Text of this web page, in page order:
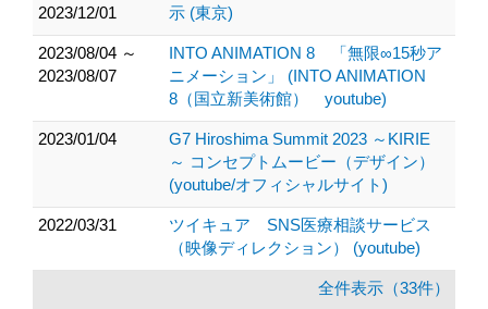
2023/12/01
示 (東京)
2023/08/04 ～
2023/08/07
INTO ANIMATION 8 「無限∞15秒ア
ニメーション」 (INTO ANIMATION
8（国立新美術館） youtube)
2023/01/04
G7 Hiroshima Summit 2023 ～KIRIE
～ コンセプトムービー（デザイン）
(youtube/オフィシャルサイト)
2022/03/31
ツイキュア SNS医療相談サービス
（映像ディレクション） (youtube)
全件表示（33件）